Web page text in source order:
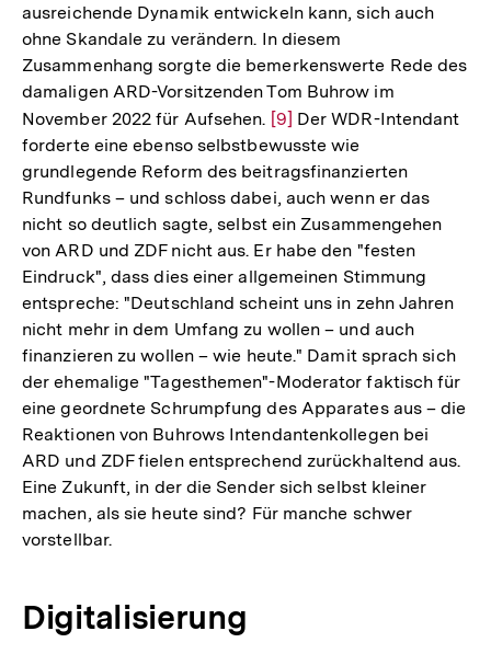
ausreichende Dynamik entwickeln kann, sich auch
ohne Skandale zu verändern. In diesem
Zusammenhang sorgte die bemerkenswerte Rede des
damaligen ARD-Vorsitzenden Tom Buhrow im
November 2022 für Aufsehen. Zur
Auflösung
der
Fußnote
[9] Der WDR-Intendant
forderte eine ebenso selbstbewusste wie
grundlegende Reform des beitragsfinanzierten
Rundfunks – und schloss dabei, auch wenn er das
nicht so deutlich sagte, selbst ein Zusammengehen
von ARD und ZDF nicht aus. Er habe den "festen
Eindruck", dass dies einer allgemeinen Stimmung
entspreche: "Deutschland scheint uns in zehn Jahren
nicht mehr in dem Umfang zu wollen – und auch
finanzieren zu wollen – wie heute." Damit sprach sich
der ehemalige "Tagesthemen"-Moderator faktisch für
eine geordnete Schrumpfung des Apparates aus – die
Reaktionen von Buhrows Intendantenkollegen bei
ARD und ZDF fielen entsprechend zurückhaltend aus.
Eine Zukunft, in der die Sender sich selbst kleiner
machen, als sie heute sind? Für manche schwer
vorstellbar.
Digitalisierung